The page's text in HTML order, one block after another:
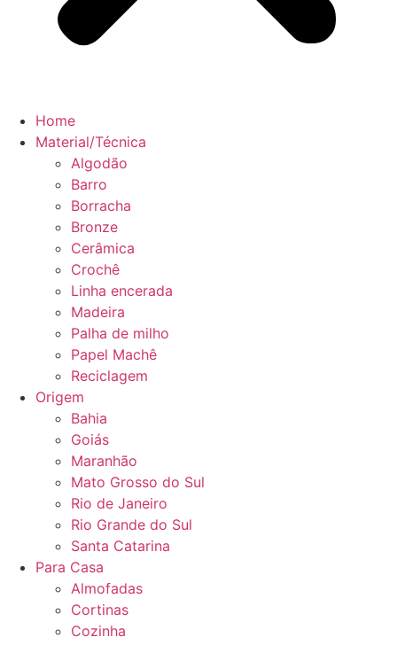
Home
Material/Técnica
Algodão
Barro
Borracha
Bronze
Cerâmica
Crochê
Linha encerada
Madeira
Palha de milho
Papel Machê
Reciclagem
Origem
Bahia
Goiás
Maranhão
Mato Grosso do Sul
Rio de Janeiro
Rio Grande do Sul
Santa Catarina
Para Casa
Almofadas
Cortinas
Cozinha